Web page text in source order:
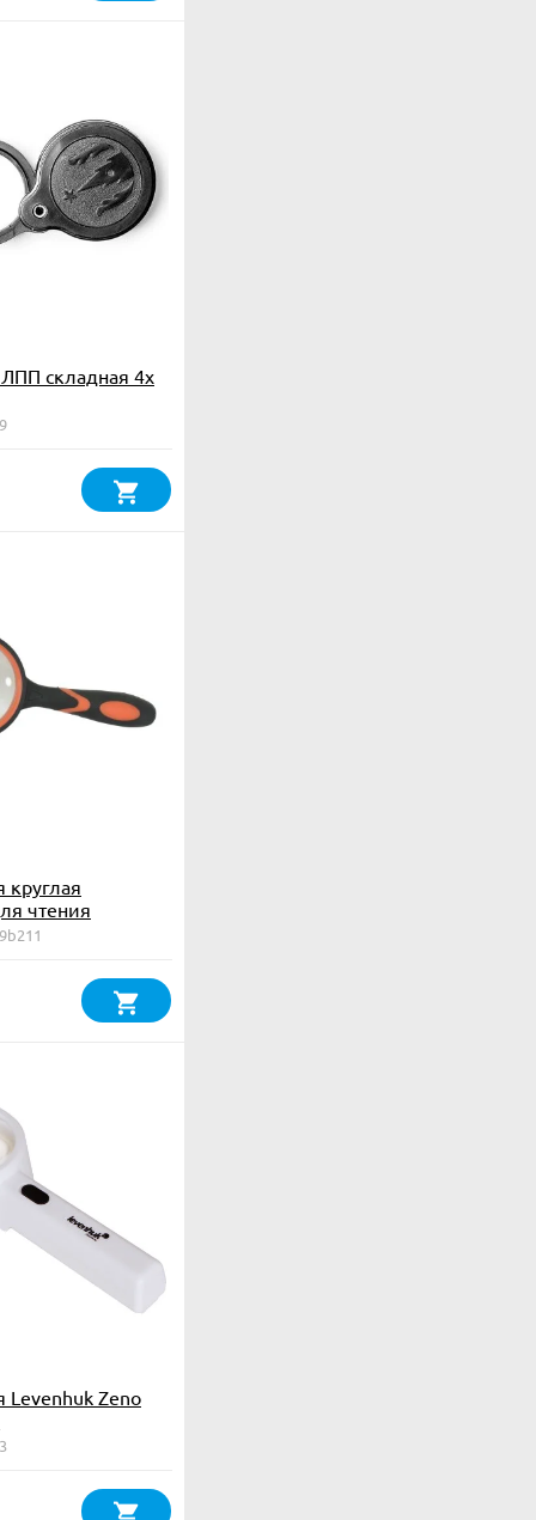
складная 4х
круглая
чтения
ручка)
Levenhuk Zeno